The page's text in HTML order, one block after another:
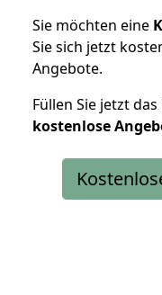
Sie möchten eine
Sie sich jetzt
Angebote.
Füllen Sie jetzt
kostenlose